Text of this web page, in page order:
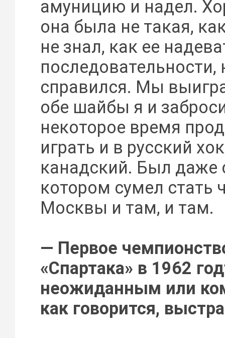
амуницию и надел.
она была не такая,
не знал, как ее
последовательности,
справился. Мы
обе шайбы я и
некоторое время
играть и в русский
канадский. Был даже
котором сумел стать
Москвы и там, и там.
— Первое
«Спартака» в 1962
неожиданным или
как говорится,